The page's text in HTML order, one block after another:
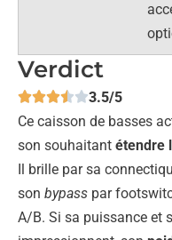
Verdict
3.5/5
Ce caisson de basses
son souhaitant étendre
Il brille par sa
son bypass par
A/B. Si sa puissance et